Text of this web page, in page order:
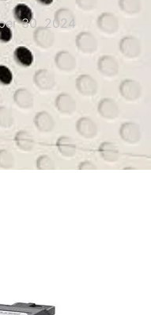
30, 2024